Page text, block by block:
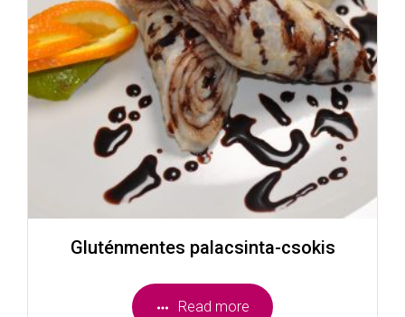
Gluténmentes palacsinta-csokis
Read more